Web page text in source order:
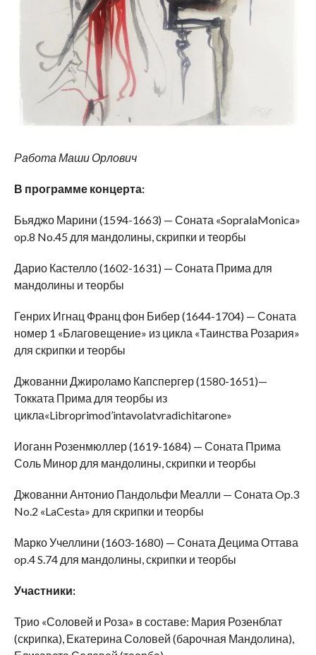
Работа Маши Орлович
В программе концерта:
Бьяджо Марини (1594-1663) — Соната «SopralaMonica»
op.8 No.45 для мандолины, скрипки и теорбы
Дарио Кастелло (1602-1631) — Соната Прима для
мандолины и теорбы
Генрих Игнац Франц фон Бибер (1644-1704) — Соната
номер 1 «Благовещение» из цикла «Таинства Розария»
для скрипки и теорбы
Джованни Джироламо Капспергер (1580-1651)—
Токката Прима для теорбы из
цикла«Libroprimod’intavolatvradichitarone»
Иоганн Розенмюллер (1619-1684) — Соната Прима
Соль Минор для мандолины, скрипки и теорбы
Джованни Антонио Пандольфи Меалли — Соната Op.3
No.2 «LaCesta» для скрипки и теорбы
Марко Учеллини (1603-1680) — Соната Децима Оттава
op.4 S.74 для мандолины, скрипки и теорбы
Участники:
Трио «Соловей и Роза» в составе: Мария Розенблат
(скрипка), Екатерина Соловей (барочная Мандолина),